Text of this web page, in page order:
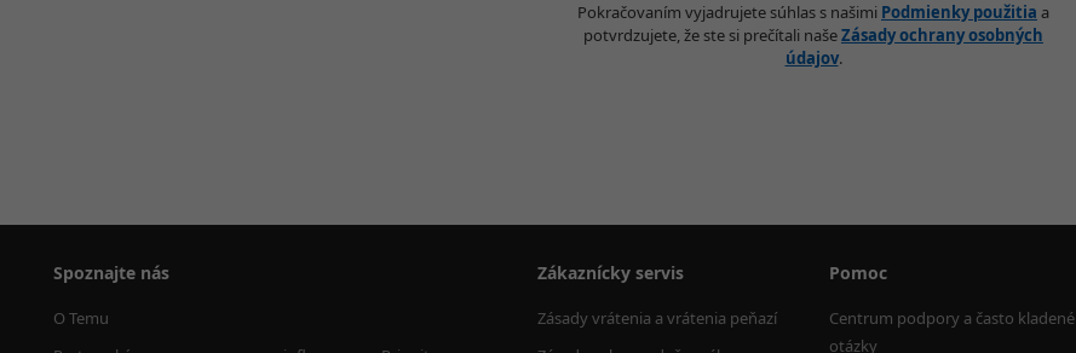
Pokračovaním vyjadrujete súhlas s našimi Podmienky použitia a
potvrdzujete, že ste si prečítali našeZásady ochrany osobných
údajov.
Spoznajte nás
O Temu
Zákaznícky servis
Zásady vrátenia a vrátenia peňazí
Pomoc
Centrum podpory a často kladené
otázky